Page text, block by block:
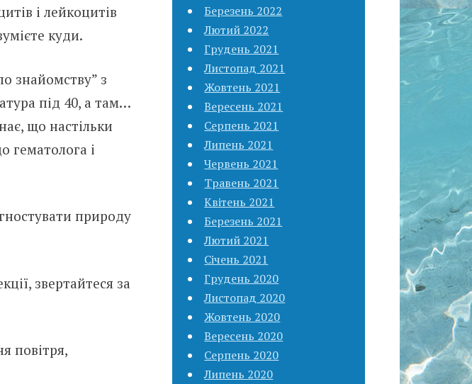
і лейкоцитів
куди.
знайомству” з
під 40, а там…
що настільки
гематолога і
природу
звертайтеся за
повітря,
Березень 2022
Лютий 2022
Грудень 2021
Листопад 2021
Жовтень 2021
Вересень 2021
Серпень 2021
Липень 2021
Червень 2021
Травень 2021
Квітень 2021
Березень 2021
Лютий 2021
Січень 2021
Грудень 2020
Листопад 2020
Жовтень 2020
Вересень 2020
Серпень 2020
Липень 2020